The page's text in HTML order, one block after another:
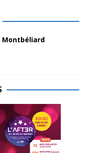
Montbéliard